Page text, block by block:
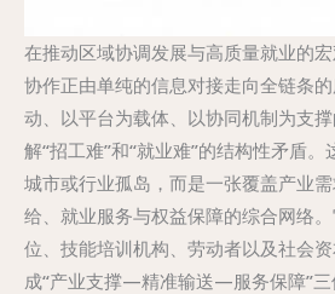
在推动区域协调发展与高质量就业的
协作正由单纯的信息对接走向全链条
动、以平台为载体、以协同机制为支
解“招工难”和“就业难”的结构性矛盾
城市或行业孤岛，而是一张覆盖产业
给、就业服务与权益保障的综合网络
位、技能培训机构、劳动者以及社会
成“产业支撑—精准输送—服务保障”